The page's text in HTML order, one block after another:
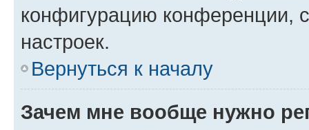
конфигурацию конференции,
настроек.
Вернуться к началу
Зачем мне вообще нужно